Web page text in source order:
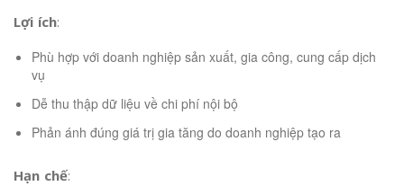
Lợi ích:
Phù hợp với doanh nghiệp sản xuất, gia công, cung cấp dịch
vụ
Dễ thu thập dữ liệu về chi phí nội bộ
Phản ánh đúng giá trị gia tăng do doanh nghiệp tạo ra
Hạn chế: